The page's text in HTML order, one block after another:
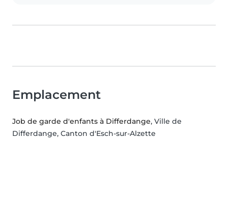
Emplacement
Job de garde d'enfants à Differdange, Ville de
Differdange, Canton d'Esch-sur-Alzette